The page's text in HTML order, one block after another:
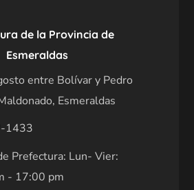
de la Provincia de
Esmeraldas
entre Bolívar y Pedro
Esmeraldas
1433
Prefectura: Lun- Vier:
- 17:00 pm